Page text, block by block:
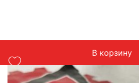
В корзину